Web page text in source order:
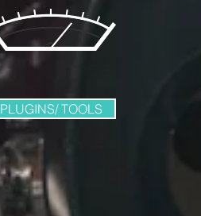
PLUGINS/ TOOLS